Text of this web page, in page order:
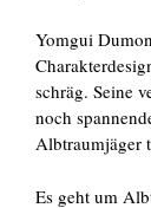
Yomgui
schräg. Seine
noch
Albtraumjäger
Es geht um